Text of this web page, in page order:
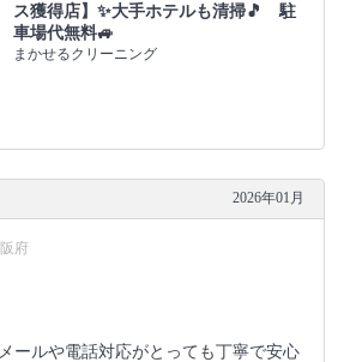
ス獲得店】✨大手ホテルも清掃🎵 駐
車場代無料🚙
まかせるクリーニング
2026年01月
府
ールや電話対応がとっても丁寧で安心